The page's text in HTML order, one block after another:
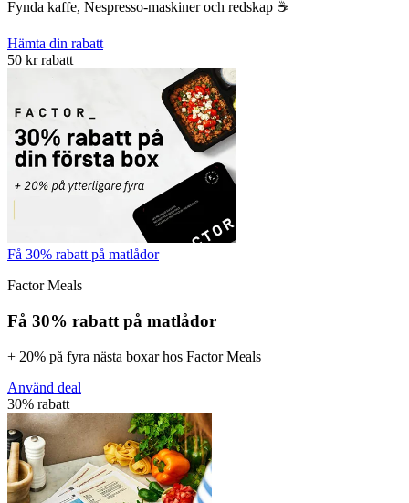
Fynda kaffe, Nespresso-maskiner och redskap ☕️
Hämta din rabatt
50 kr rabatt
Få 30% rabatt på matlådor
Factor Meals
Få 30% rabatt på matlådor
+ 20% på fyra nästa boxar hos Factor Meals
Använd deal
30% rabatt